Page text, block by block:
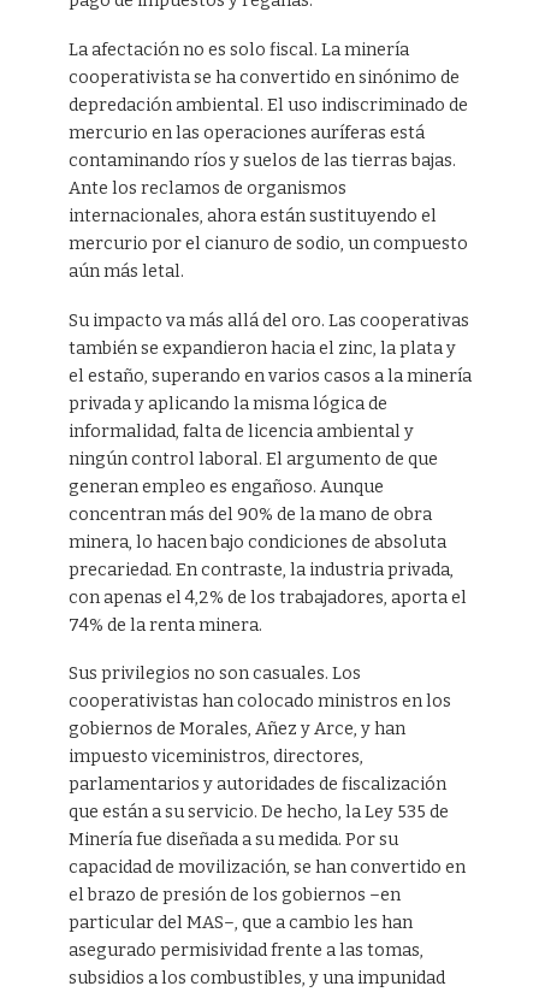
La afectación no es solo fiscal. La minería
cooperativista se ha convertido en sinónimo de
depredación ambiental. El uso indiscriminado de
mercurio en las operaciones auríferas está
contaminando ríos y suelos de las tierras bajas.
Ante los reclamos de organismos
internacionales, ahora están sustituyendo el
mercurio por el cianuro de sodio, un compuesto
aún más letal.
Su impacto va más allá del oro. Las cooperativas
también se expandieron hacia el zinc, la plata y
el estaño, superando en varios casos a la minería
privada y aplicando la misma lógica de
informalidad, falta de licencia ambiental y
ningún control laboral. El argumento de que
generan empleo es engañoso. Aunque
concentran más del 90% de la mano de obra
minera, lo hacen bajo condiciones de absoluta
precariedad. En contraste, la industria privada,
con apenas el 4,2% de los trabajadores, aporta el
74% de la renta minera.
Sus privilegios no son casuales. Los
cooperativistas han colocado ministros en los
gobiernos de Morales, Añez y Arce, y han
impuesto viceministros, directores,
parlamentarios y autoridades de fiscalización
que están a su servicio. De hecho, la Ley 535 de
Minería fue diseñada a su medida. Por su
capacidad de movilización, se han convertido en
el brazo de presión de los gobiernos –en
particular del MAS–, que a cambio les han
asegurado permisividad frente a las tomas,
subsidios a los combustibles, y una impunidad